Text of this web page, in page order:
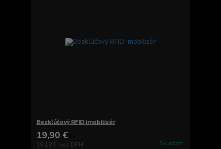
Bezkľúčový RFID imobilizér
19,90 €
16,18 € bez DPH Skladom